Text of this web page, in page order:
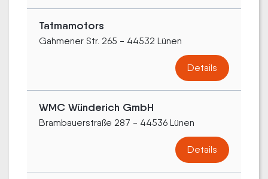
Tatmamotors
Gahmener Str. 265 - 44532 Lünen
Details
WMC Wünderich GmbH
Brambauerstraße 287 - 44536 Lünen
Details